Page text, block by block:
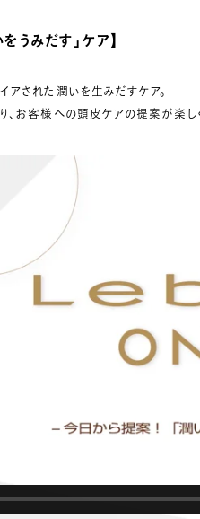
うみだす」ケア】
アされた潤いを生みだすケア。
、お客様への頭皮ケアの提案が楽し